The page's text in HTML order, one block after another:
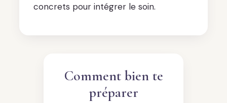
concrets pour intégrer le soin.
Comment bien te
préparer